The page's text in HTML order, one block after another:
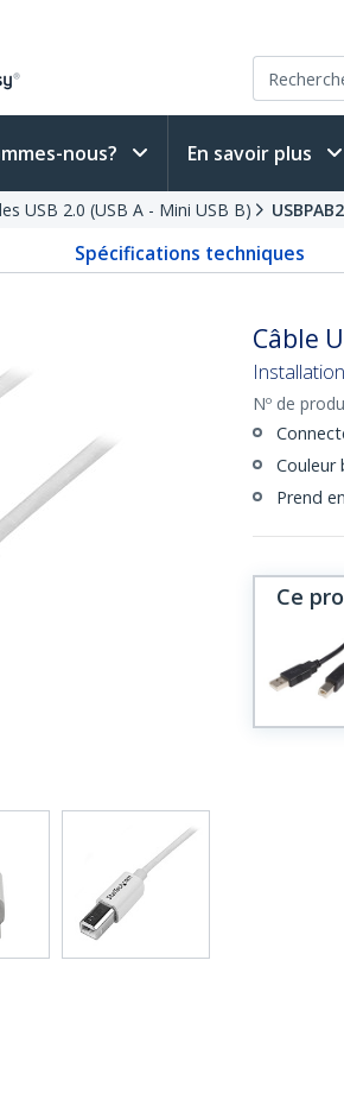
nous? En savoir plus
USB 2.0 (USB A - Mini USB B)
Spécifications techniques
Câble
Nº de
Couleur
Prend
Ce